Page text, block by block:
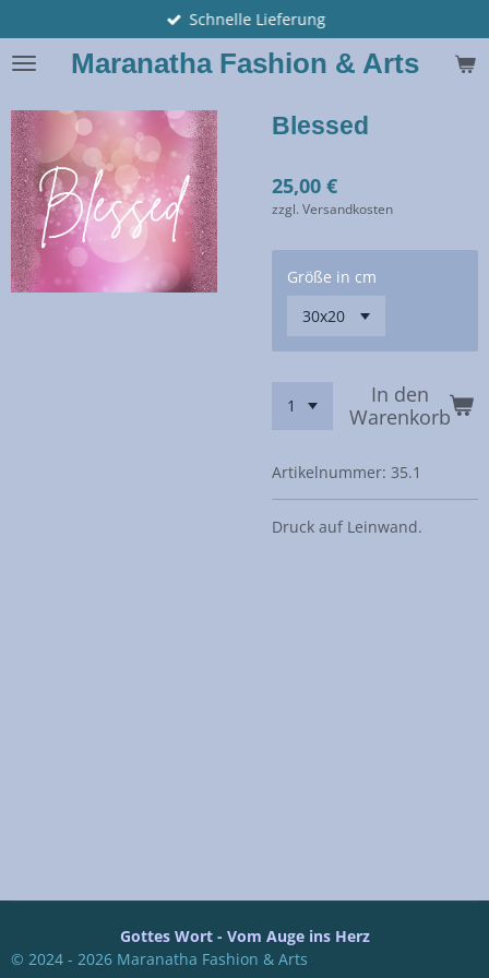
Hauptinhalt
springen Maranatha Fashion & Arts
Schnelle Lieferung
Blessed
25,00 €
zzgl. Versandkosten
Größe in cm
In den
Warenkorb
Artikelnummer: 35.1
Druck auf Leinwand.
Gottes Wort - Vom Auge ins Herz
© 2024 - 2026 Maranatha Fashion & Arts